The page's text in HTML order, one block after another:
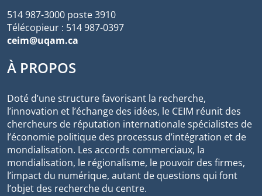
514 987-3000 poste 3910
Télécopieur : 514 987-0397
ceim@uqam.ca
À PROPOS
Doté d’une structure favorisant la recherche,
l’innovation et l’échange des idées, le CEIM réunit des
chercheurs de réputation internationale spécialistes de
l’économie politique des processus d’intégration et de
mondialisation. Les accords commerciaux, la
mondialisation, le régionalisme, le pouvoir des firmes,
l’impact du numérique, autant de questions qui font
l’objet des recherche du centre.